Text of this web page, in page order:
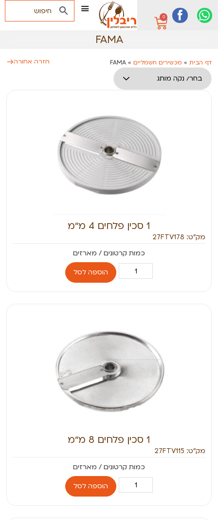
0
FAMA
דף הבית » מכשירים חשמליים »
FAMA חזרה אחורה
1 סכין פלחים 4 מ״מ
מק״ט: 27FTV178
הוספה לסל
1 סכין פלחים 8 מ״מ
מק״ט: 27FTV115
הוספה לסל